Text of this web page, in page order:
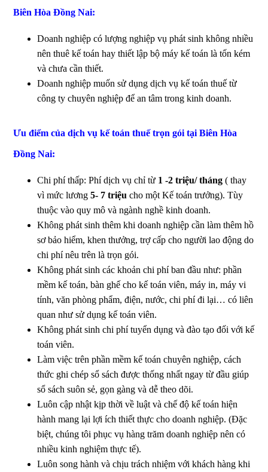
Biên Hòa Đồng Nai:
Doanh nghiệp có lượng nghiệp vụ phát sinh không nhiều
nên thuê kế toán hay thiết lập bộ máy kế toán là tốn kém
và chưa cần thiết.
Doanh nghiệp muốn sử dụng dịch vụ kế toán thuế từ
công ty chuyên nghiệp để an tâm trong kinh doanh.
Ưu điểm của dịch vụ kế toán thuế trọn gói tại Biên Hòa
Đồng Nai:
Chi phí thấp: Phí dịch vụ chỉ từ 1 -2 triệu/ tháng ( thay
vì mức lương5- 7 triệu cho một Kế toán trưởng). Tùy
thuộc vào quy mô và ngành nghề kinh doanh.
Không phát sinh thêm khi doanh nghiệp cần làm thêm hồ
sơ bảo hiểm, khen thưởng, trợ cấp cho người lao động do
chi phí nêu trên là trọn gói.
Không phát sinh các khoản chi phí ban đầu như: phần
mềm kế toán, bàn ghế cho kế toán viên, máy in, máy vi
tính, văn phòng phẩm, điện, nước, chi phí đi lại… có liên
quan như sử dụng kế toán viên.
Không phát sinh chi phí tuyển dụng và đào tạo đối với kế
toán viên.
Làm việc trên phần mềm kế toán chuyên nghiệp, cách
thức ghi chép sổ sách được thống nhất ngay từ đầu giúp
sổ sách suôn sẻ, gọn gàng và dễ theo dõi.
Luôn cập nhật kịp thời về luật và chế độ kế toán hiện
hành mang lại lợi ích thiết thực cho doanh nghiệp. (Đặc
biệt, chúng tôi phục vụ hàng trăm doanh nghiệp nên có
nhiều kinh nghiệm thực tế).
Luôn song hành và chịu trách nhiệm với khách hàng khi